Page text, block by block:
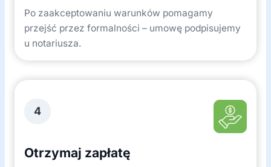
Po zaakceptowaniu warunków pomagamy
przejść przez formalności – umowę podpisujemy
u notariusza.
4
Otrzymaj zapłatę